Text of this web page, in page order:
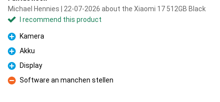
Michael Hennies | 22-07-2026 about the Xiaomi 17 512GB Black
I recommend this product
Pro
Kamera
Pro
Akku
Pro
Display
Con
Software an manchen stellen